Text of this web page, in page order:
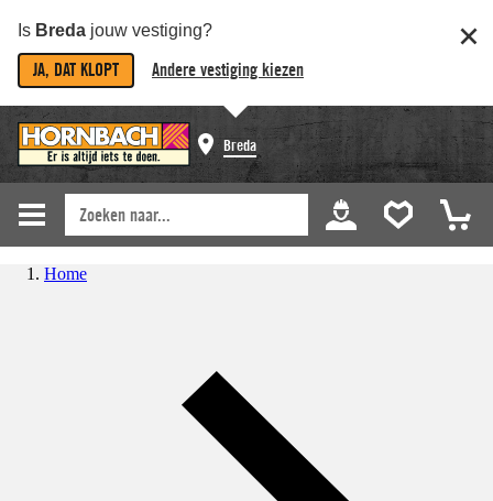
Is Breda jouw vestiging?
JA, DAT KLOPT Andere vestiging kiezen
Breda
Home